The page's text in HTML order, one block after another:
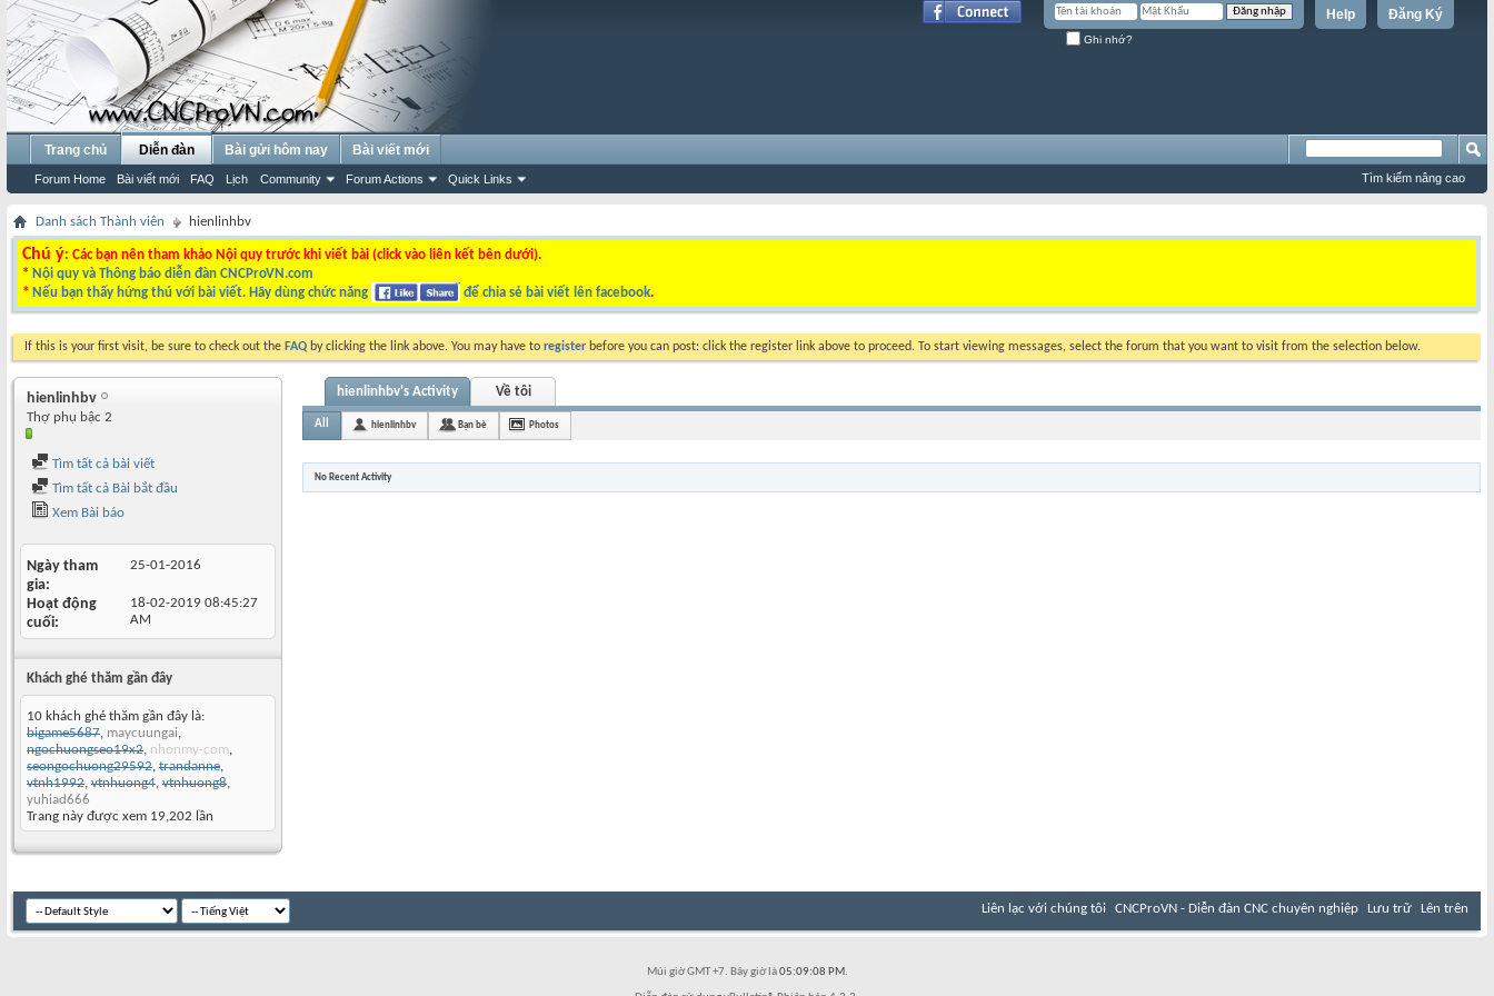
Đăng Ký
Help
Ghi nhớ?
Trang chủ Diễn đàn
Forum Home Bài viết mới FAQ Lịch Community Forum Actions Quick Links
Bài gửi hôm nay Bài viết mới
Tìm kiếm nâng cao
Danh sách Thành viên hienlinhbv
Chú ý: Các bạn nên tham khảo Nội quy trước khi viết bài (click vào liên kết bên dưới).
* Nội quy và Thông báo diễn đàn CNCProVN.com
* Nếu bạn thấy hứng thú với bài viết. Hãy dùng chức năng để chia sẻ bài viết lên facebook.
If this is your first visit, be sure to check out the FAQ by clicking the link above. You may have to register before you can post: click the register link above to proceed. To start viewing messages, select the forum that you want to visit from the selection below.
hienlinhbv
Thợ phụ bậc 2
Tìm tất cả bài viết
Tìm tất cả Bài bắt đầu
Xem Bài báo
Ngày tham
gia
25-01-2016
Hoạt động
cuối
18-02-2019 08:45:27
AM
Khách ghé thăm gần đây
10 khách ghé thăm gần đây là:
bigame5687, maycuungai,
ngochuongseo19x2, nhonmy-com,
seongochuong29592, trandanne,
vtnh1992, vtnhuong4, vtnhuong8,
yuhiad666
Trang này được xem 19,202 lần
hienlinhbv's Activity Về tôi
All hienlinhbv Bạn bè Photos
No Recent Activity
Liên lạc với chúng tôi CNCProVN - Diễn đàn CNC chuyên nghiệp Lưu trữ Lên trên
Múi giờ GMT +7. Bây giờ là05:09:08 PM.